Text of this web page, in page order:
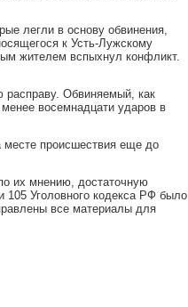
легли в основу обвинения,
к Усть-Лужскому
жителем вспыхнул конфликт.
расправу. Обвиняемый, как
восемнадцати ударов в
месте происшествия еще до
их мнению, достаточную
105 Уголовного кодекса РФ было
все материалы для